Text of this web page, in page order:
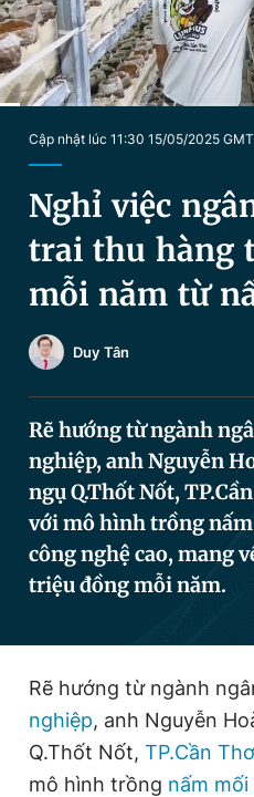
Chuyên mục khác
Chào ngày mới
Video
Sản phẩm khác
Đọc Thanh Niên trên điện
Theo dõi báo trên
Hotline
0906 645 777
Tin đã xem
Đăng xuất
Cập nhật lúc 11:30 15/05/2025
Nghỉ việc
trai thu hàng
mỗi năm từ
Duy Tân
Rẽ hướng từ ngành
nghiệp, anh Nguyễn
ngụ Q.Thốt Nốt,
với mô hình trồng
công nghệ cao, mang
triệu đồng mỗi năm.
Rẽ hướng từ ngành
nghiệp, anh Nguyễn
Q.Thốt Nốt, TP.Cần Thơ
mô hình trồng nấm mối